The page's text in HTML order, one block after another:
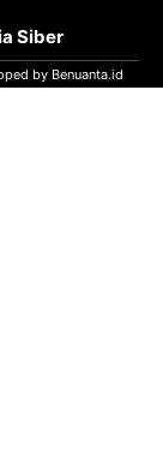
Siber
by Benuanta.id